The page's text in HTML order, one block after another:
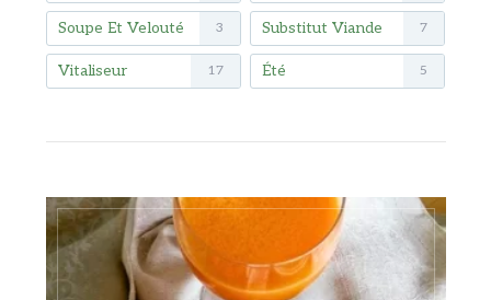
Soupe Et Velouté 3 Substitut Viande 7
Vitaliseur 17 Été 5